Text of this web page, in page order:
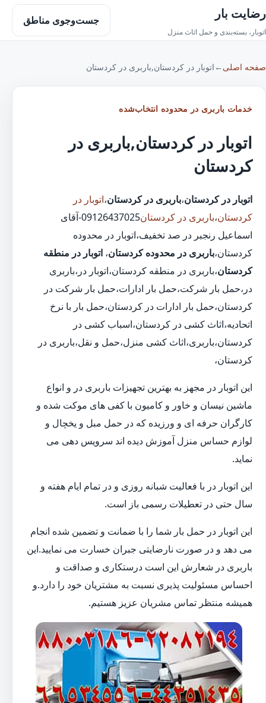
رضایت بار
اتوبار، بسته‌بندی و حمل اثاث منزل
جست‌وجوی مناطق
صفحه اصلی ← اتوبار در کردستان,باربری در کردستان
خدمات باربری در محدوده انتخاب‌شده
اتوبار در کردستان,باربری در
کردستان
اتوبار در کردستان،باربری در کردستان،اتوبار در
کردستان،باربری در کردستان
09126437025-آقای
اسماعیل رنجبر در صد تخفیف،اتوبار در محدوده
کردستان،باربری در محدوده کردستان، اتوبار در منطقه
کردستان،باربری در منطقه کردستان،اتوبار در،باربری
در،حمل بار شرکت،حمل بار ادارات،حمل بار شرکت در
کردستان،حمل بار ادارات در کردستان،حمل بار با نرخ
اتحادیه،اثاث کشی در کردستان،اسباب کشی در
کردستان،باربری،اثاث کشی منزل،حمل و نقل،باربری در
کردستان،
این اتوبار در مجهز به بهترین تجهیزات باربری در و انواع
ماشین نیسان و خاور و کامیون با کفی های موکت شده و
کارگران حرفه ای و ورزیده که در حمل مبل و یخچال و
لوازم حساس منزل آموزش دیده اند سرویس دهی می
نماید.
این اتوبار در با فعالیت شبانه روزی و در تمام ایام هفته و
سال حتی در تعطیلات رسمی باز است.
این اتوبار در حمل بار شما را با ضمانت و تضمین شده انجام
می دهد و در صورت نارضایتی جبران خسارت می نمایید.این
باربری در شعارش این است درستکاری و صداقت و
احساس مسئولیت پذیری نسبت به مشتریان خود را دارد.و
همیشه منتظر تماس مشریان عزیز هستیم.